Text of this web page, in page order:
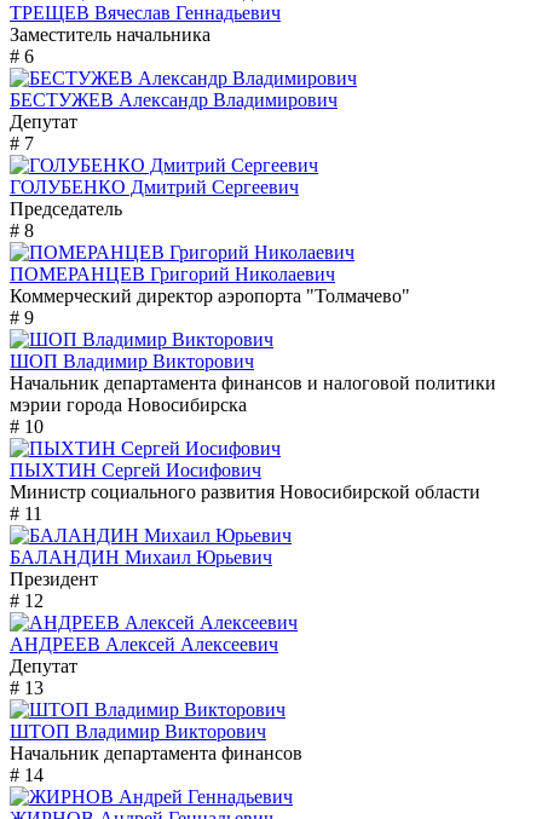
ТРЕЩЕВ Вячеслав Геннадьевич
Заместитель начальника
# 6
БЕСТУЖЕВ Александр Владимирович
Депутат
# 7
ГОЛУБЕНКО Дмитрий Сергеевич
Председатель
# 8
ПОМЕРАНЦЕВ Григорий Николаевич
Коммерческий директор аэропорта "Толмачево"
# 9
ШОП Владимир Викторович
Начальник департамента финансов и налоговой политики
мэрии города Новосибирска
# 10
ПЫХТИН Сергей Иосифович
Министр социального развития Новосибирской области
# 11
БАЛАНДИН Михаил Юрьевич
Президент
# 12
АНДРЕЕВ Алексей Алексеевич
Депутат
# 13
ШТОП Владимир Викторович
Начальник департамента финансов
# 14